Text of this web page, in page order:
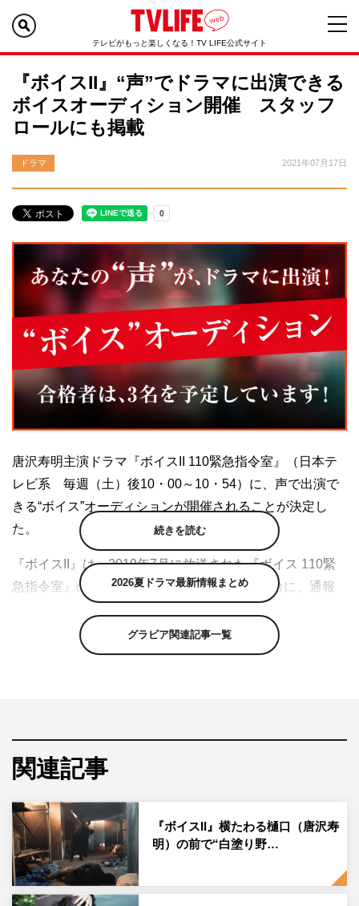
テレビがもっと楽しくなる！TV LIFE公式サイト
『ボイスII』“声”でドラマに出演できる
ボイスオーディション開催 スタッフ
ロールにも掲載
ドラマ 2021年07月17日
唐沢寿明主演ドラマ『ボイスII 110緊急指令室』（日本テ
レビ系 毎週（土）後10・00～10・54）に、声で出演で
きる“ボイス”オーディションが開催されることが決定し
た。
『ボイスII』は、2019年7月に放送された『ボイス 110緊
急指令室』の続編。緊急指令室「ECU」を舞台に、通報
げる捜査官たちの活躍を描くタイムリミットサスペンス。
応募者の中から選ばれた声は、実際に第6話（8月28日放
送で採用される予定。合格者の名前（ペンネームも可）は
ドラマのスタッフロールに掲載される。
もし合格できなくても、参加者の中から抽選で10名に、ド
ラマのテーマ“ボイス（声）”に関係する豪華プレゼントが
続きを読む
2026夏ドラマ最新情報まとめ
グラビア関連記事一覧
関連記事
『ボイスII』横たわる樋口（唐沢寿
明）の前で“白塗り野…